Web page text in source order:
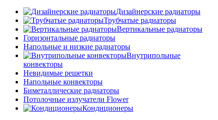
Дизайнерские радиаторы
Трубчатые радиаторы
Вертикальные радиаторы
Горизонтальные радиаторы
Напольные и низкие радиаторы
Внутрипольные
конвекторы
Невидимые решетки
Напольные конвекторы
Биметаллические радиаторы
Потолочные излучатели Flower
Кондиционеры